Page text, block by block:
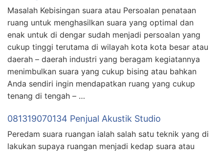
Masalah Kebisingan suara atau Persoalan penataan
ruang untuk menghasilkan suara yang optimal dan
enak untuk di dengar sudah menjadi persoalan yang
cukup tinggi terutama di wilayah kota kota besar atau
daerah – daerah industri yang beragam kegiatannya
menimbulkan suara yang cukup bising atau bahkan
Anda sendiri ingin mendapatkan ruang yang cukup
tenang di tengah – …
081319070134 Penjual Akustik Studio
Peredam suara ruangan ialah salah satu teknik yang di
lakukan supaya ruangan menjadi kedap suara atau